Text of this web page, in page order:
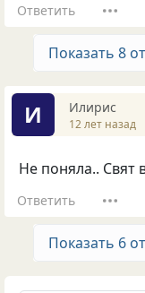
Ответить
Показать 8
И Илирис
12 лет назад
Не поняла.. Свят
Ответить
Показать 6